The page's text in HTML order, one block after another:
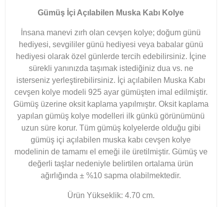
Gümüş İçi Açılabilen Muska Kabı Kolye
İnsana manevi zırh olan cevşen kolye; doğum günü
hediyesi, sevgililer günü hediyesi veya babalar günü
hediyesi olarak özel günlerde tercih edebilirsiniz. İçine
sürekli yanınızda taşımak istediğiniz dua vs. ne
isterseniz yerleştirebilirsiniz. İçi açılabilen Muska Kabı
cevşen kolye modeli 925 ayar gümüşten imal edilmiştir.
Gümüş üzerine oksit kaplama yapılmıştır. Oksit kaplama
yapılan gümüş kolye modelleri ilk günkü görünümünü
uzun süre korur. Tüm gümüş kolyelerde olduğu gibi
gümüş içi açılabilen muska kabı cevşen kolye
modelinin de tamamı el emeği ile üretilmiştir. Gümüş ve
değerli taşlar nedeniyle belirtilen ortalama ürün
ağırlığında ± %10 sapma olabilmektedir.
Ürün Yükseklik: 4.70 cm.